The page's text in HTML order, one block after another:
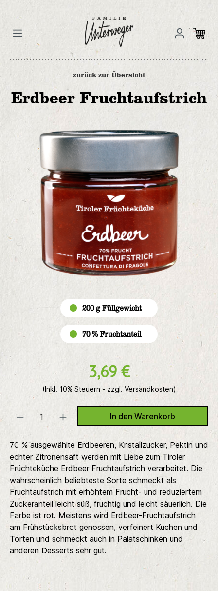
zurück zur Übersicht
Erdbeer Fruchtaufstrich
200 g Füllgewicht
70 % Fruchtanteil
3,69 €
(Inkl. 10% Steuern - zzgl. Versandkosten)
In den Warenkorb
70 % ausgewählte Erdbeeren, Kristallzucker, Pektin und
echter Zitronensaft werden mit Liebe zum Tiroler
Früchteküche Erdbeer Fruchtaufstrich verarbeitet. Die
wahrscheinlich beliebteste Sorte schmeckt als
Fruchtaufstrich mit erhöhtem Frucht- und reduziertem
Zuckeranteil leicht süß, fruchtig und leicht säuerlich. Die
Farbe ist rot. Meistens wird Erdbeer-Fruchtaufstrich
am Frühstücksbrot genossen, verfeinert Kuchen und
Torten und schmeckt auch in Palatschinken und
anderen Desserts sehr gut.